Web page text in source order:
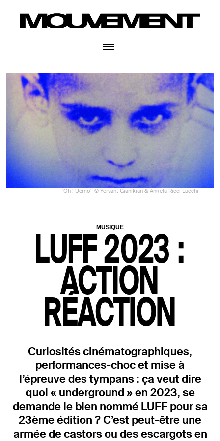
"Oh ! Uomo" © Yervant Gianikian & Angela Ricci Lucchi
MUSIQUE
LUFF 2023 :
ACTION
RÉACTION
Curiosités cinématographiques,
performances-choc et mise à
l’épreuve des tympans : ça veut dire
quoi « underground » en 2023, se
demande le bien nommé LUFF pour sa
23ème édition ? C’est peut-être une
armée de castors ou des escargots en